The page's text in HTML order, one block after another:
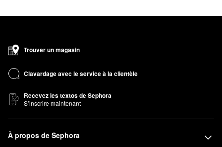
Trouver un magasin
Clavardage avec le service à la clientèle
Recevez les textos de Sephora
S’inscrire maintenant
À propos de Sephora